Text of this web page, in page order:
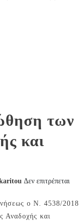
των
και
Δεν επιτρέπεται
ο Ν. 4538/2018
Αναδοχής και